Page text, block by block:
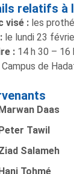
relatifs à
visé:les
le lundi 23
:14 h 30 – 16
Campus de
Daas
Tawil
Salameh
Tohmé